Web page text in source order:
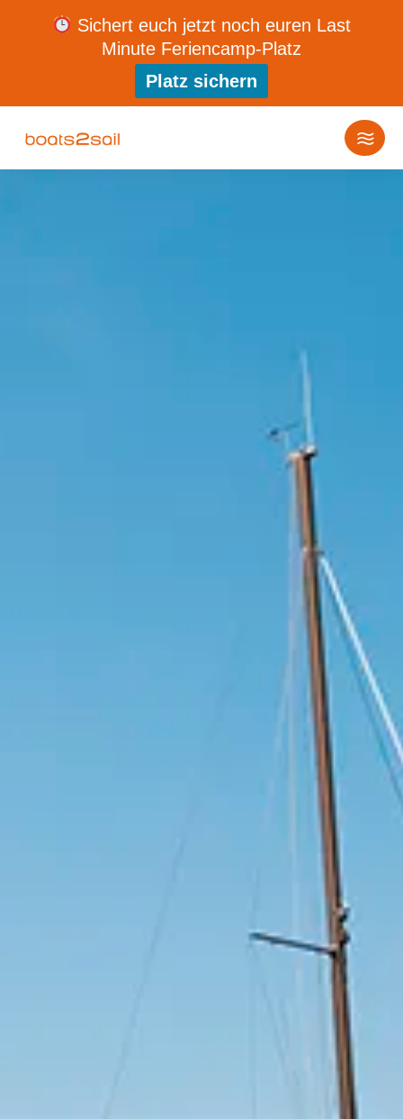
Sichert euch jetzt noch euren Last
Minute Feriencamp-Platz
Platz sichern